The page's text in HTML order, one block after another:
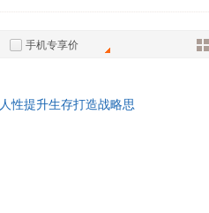
饰品
手机专享价
性提升生存打造战略思